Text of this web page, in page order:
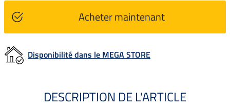
Acheter maintenant
Disponibilité dans le MEGA STORE
DESCRIPTION DE L'ARTICLE